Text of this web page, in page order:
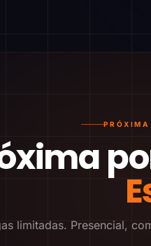
limitadas. Presencial,